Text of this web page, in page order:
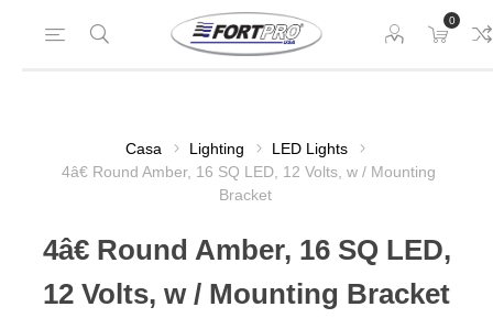
0
Casa Lighting
LED Lights
4â€ Round Amber, 16 SQ LED, 12 Volts, w / Mounting
Bracket
4â€ Round Amber, 16 SQ LED,
12 Volts, w / Mounting Bracket